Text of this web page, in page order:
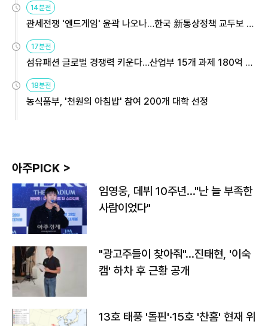
14분전
관세전쟁 '엔드게임' 윤곽 나오나…한국 新통상정책 교두보 활
용해야
17분전
섬유패션 글로벌 경쟁력 키운다…산업부 15개 과제 180억 지
원
18분전
농식품부, '천원의 아침밥' 참여 200개 대학 선정
아주PICK >
임영웅, 데뷔 10주년…"난 늘 부족한
사람이었다"
"광고주들이 찾아줘"…진태현, '이숙
캠' 하차 후 근황 공개
13호 태풍 '돌핀'·15호 '찬홈' 현재 위